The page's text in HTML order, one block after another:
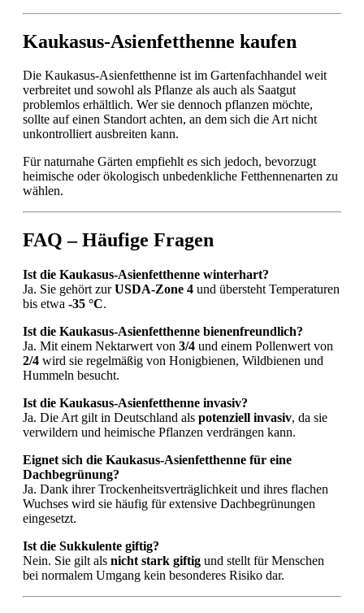
Kaukasus-Asienfetthenne kaufen
Die Kaukasus-Asienfetthenne ist im Gartenfachhandel weit
verbreitet und sowohl als Pflanze als auch als Saatgut
problemlos erhältlich. Wer sie dennoch pflanzen möchte,
sollte auf einen Standort achten, an dem sich die Art nicht
unkontrolliert ausbreiten kann.
Für naturnahe Gärten empfiehlt es sich jedoch, bevorzugt
heimische oder ökologisch unbedenkliche Fetthennenarten zu
wählen.
FAQ – Häufige Fragen
Ist die Kaukasus-Asienfetthenne winterhart?
Ja. Sie gehört zurUSDA-Zone 4 und übersteht Temperaturen
bis etwa -35 °C.
Ist die Kaukasus-Asienfetthenne bienenfreundlich?
Ja. Mit einem Nektarwert von 3/4 und einem Pollenwert von
2/4 wird sie regelmäßig von Honigbienen, Wildbienen und
Hummeln besucht.
Ist die Kaukasus-Asienfetthenne invasiv?
Ja. Die Art gilt in Deutschland als potenziell invasiv, da sie
verwildern und heimische Pflanzen verdrängen kann.
Eignet sich die Kaukasus-Asienfetthenne für eine
Dachbegrünung?
Ja. Dank ihrer Trockenheitsverträglichkeit und ihres flachen
Wuchses wird sie häufig für extensive Dachbegrünungen
eingesetzt.
Ist die Sukkulente giftig?
Nein. Sie gilt als nicht stark giftig und stellt für Menschen
bei normalem Umgang kein besonderes Risiko dar.